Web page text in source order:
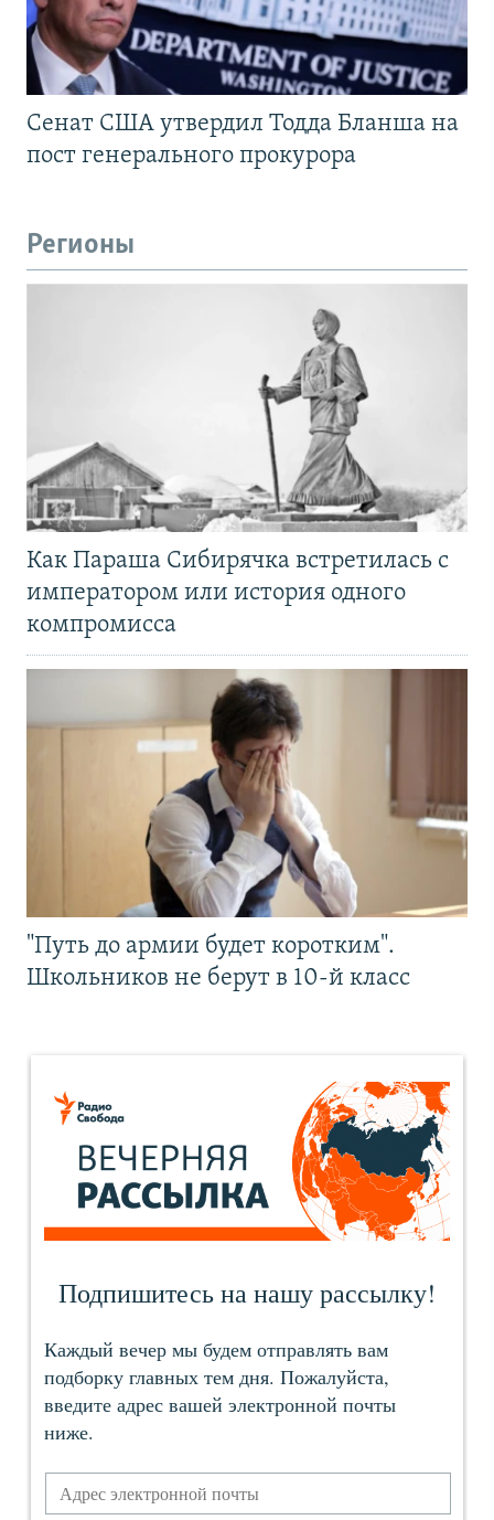
Сенат США утвердил Тодда Бланша на
пост генерального прокурора
Регионы
Как Параша Сибирячка встретилась с
императором или история одного
компромисса
"Путь до армии будет коротким".
Школьников не берут в 10-й класс